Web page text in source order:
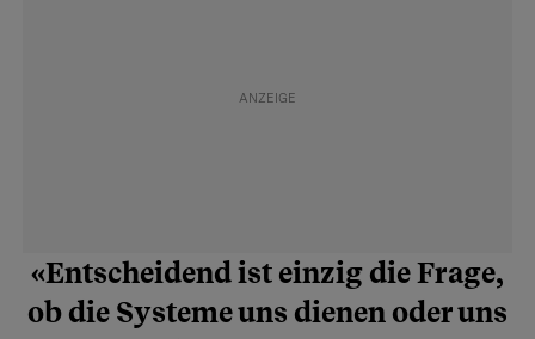
«Entscheidend ist einzig die Frage,
ob die Systeme uns dienen oder uns